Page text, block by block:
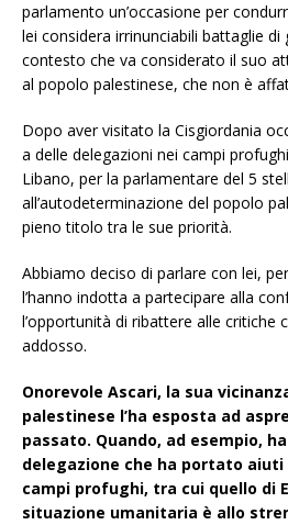
parlamento un’occasione per
lei considera irrinunciabili battaglie di
contesto che va considerato il suo
al popolo palestinese, che non è
Dopo aver visitato la Cisgiordania
a delle delegazioni nei campi
Libano, per la parlamentare del 5
all’autodeterminazione del popolo
pieno titolo tra le sue priorità.
Abbiamo deciso di parlare con lei,
l’hanno indotta a partecipare alla
l’opportunità di ribattere alle critiche
addosso.
Onorevole Ascari, la sua
palestinese l’ha esposta ad
passato. Quando, ad esempio,
delegazione che ha portato
campi profughi, tra cui quello di
situazione umanitaria è allo